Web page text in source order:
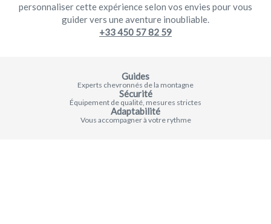
personnaliser cette expérience selon vos envies pour vous
guider vers une aventure inoubliable.
+33 450 57 82 59
Guides
Experts chevronnés de la montagne
Sécurité
Équipement de qualité, mesures strictes
Adaptabilité
Vous accompagner à votre rythme